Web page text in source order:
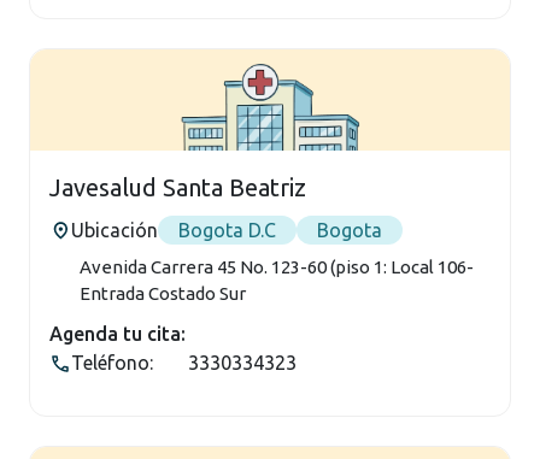
Javesalud Santa Beatriz
Ubicación Bogota D.C Bogota
Avenida Carrera 45 No. 123-60 (piso 1: Local 106-
Entrada Costado Sur
Agenda tu cita:
Teléfono:
3330334323